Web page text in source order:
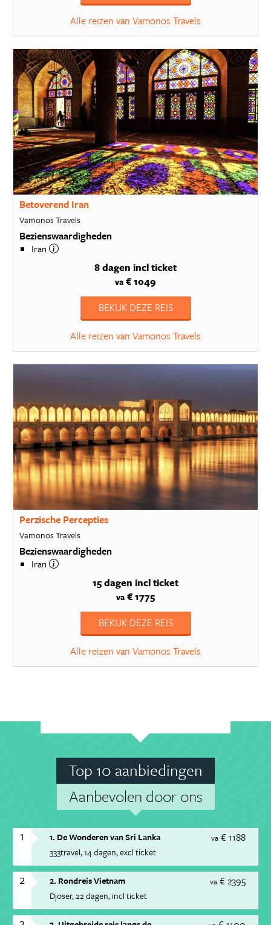
Alle reizen van Vamonos Travels
Betoverend Iran
Vamonos Travels
Bezienswaardigheden
Iran
8 dagen incl ticket
va € 1049
BEKIJK DEZE REIS
Alle reizen van Vamonos Travels
Perzische Percepties
Vamonos Travels
Bezienswaardigheden
Iran
15 dagen incl ticket
va € 1775
BEKIJK DEZE REIS
Alle reizen van Vamonos Travels
Top 10 aanbiedingen
Aanbevolen door ons
1 va € 1188
1. De Wonderen van Sri Lanka
333travel 14 dagen excl ticket
2 va € 2395
2. Rondreis Vietnam
Djoser 22 dagen incl ticket